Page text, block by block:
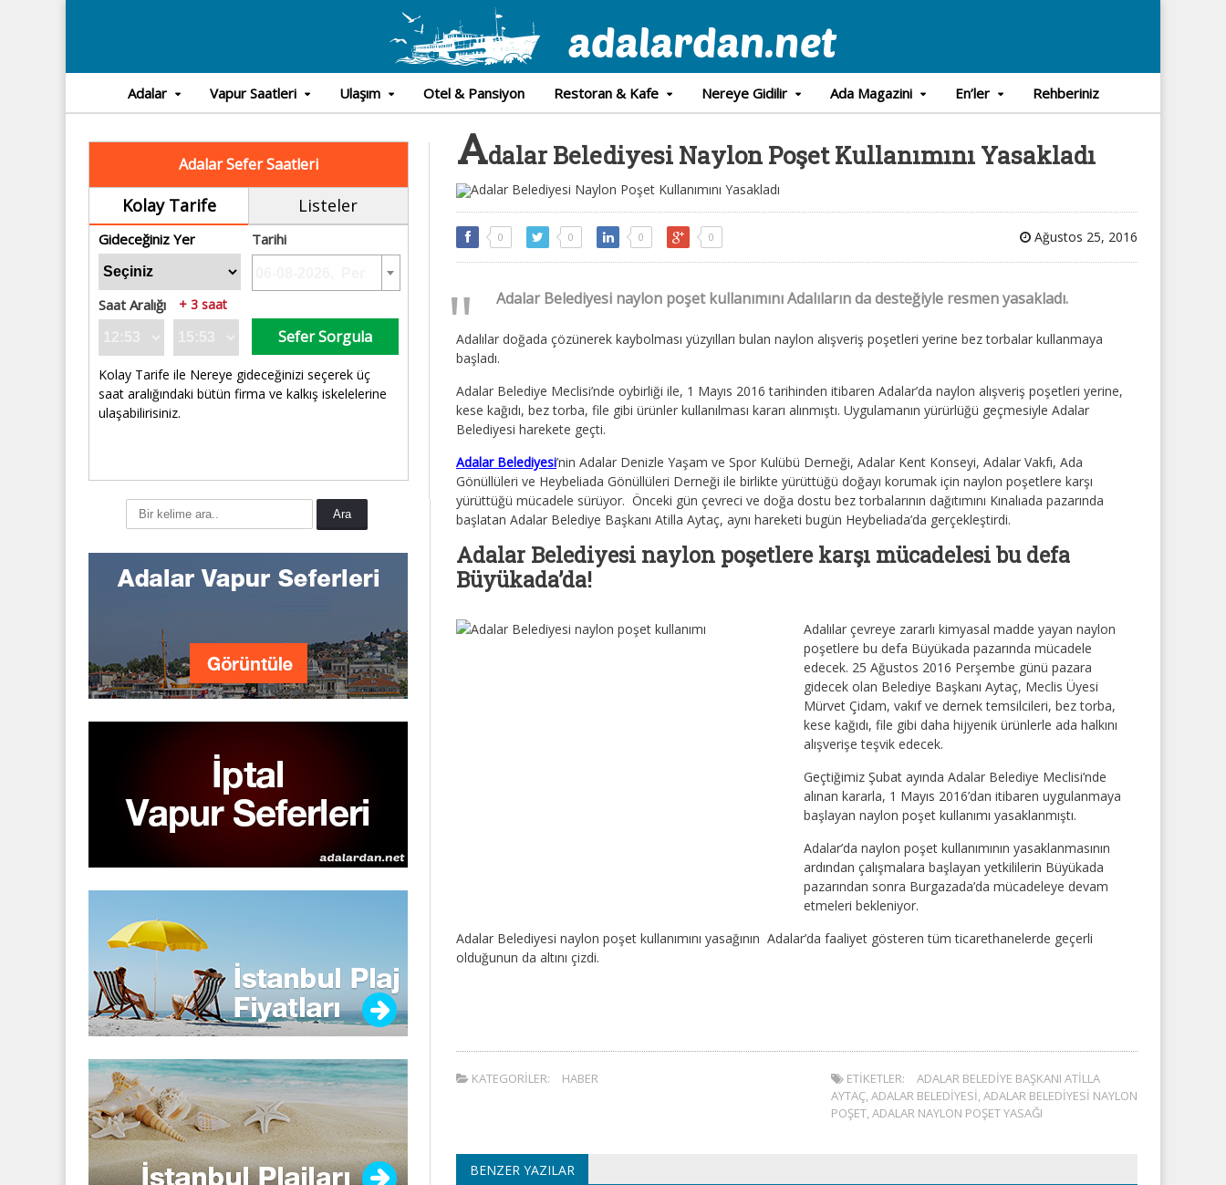
Adalar Vapur Saatleri Ulaşım Otel & Pansiyon Restoran & Kafe Nereye Gidilir Ada Magazini En’ler Rehberiniz
Adalar Sefer Saatleri
Kolay Tarife Listeler
Gideceğiniz Yer Tarihi
Saat Aralığı + 3 saat
Sefer Sorgula
Kolay Tarife ile Nereye gideceğinizi seçerek üç
saat aralığındaki bütün firma ve kalkış iskelelerine
ulaşabilirisiniz.
Adalar Belediyesi Naylon Poşet Kullanımını Yasakladı
0 0 0 0 Ağustos 25, 2016
Adalar Belediyesi naylon poşet kullanımını Adalıların da desteğiyle resmen yasakladı.
Adalılar doğada çözünerek kaybolması yüzyılları bulan naylon alışveriş poşetleri yerine bez torbalar kullanmaya
başladı.
Adalar Belediye Meclisi’nde oybirliği ile, 1 Mayıs 2016 tarihinden itibaren Adalar’da naylon alışveriş poşetleri yerine,
kese kağıdı, bez torba, file gibi ürünler kullanılması kararı alınmıştı. Uygulamanın yürürlüğü geçmesiyle Adalar
Belediyesi harekete geçti.
Adalar Belediyesi’nin Adalar Denizle Yaşam ve Spor Kulübü Derneği, Adalar Kent Konseyi, Adalar Vakfı, Ada
Gönüllüleri ve Heybeliada Gönüllüleri Derneği ile birlikte yürüttüğü doğayı korumak için naylon poşetlere karşı
yürüttüğü mücadele sürüyor. Önceki gün çevreci ve doğa dostu bez torbalarının dağıtımını Kınalıada pazarında
başlatan Adalar Belediye Başkanı Atilla Aytaç, aynı hareketi bugün Heybeliada’da gerçekleştirdi.
Adalar Belediyesi naylon poşetlere karşı mücadelesi bu defa
Büyükada’da!
Adalılar çevreye zararlı kimyasal madde yayan naylon
poşetlere bu defa Büyükada pazarında mücadele
edecek. 25 Ağustos 2016 Perşembe günü pazara
gidecek olan Belediye Başkanı Aytaç, Meclis Üyesi
Mürvet Çidam, vakıf ve dernek temsilcileri, bez torba,
kese kağıdı, file gibi daha hijyenik ürünlerle ada halkını
alışverişe teşvik edecek.
Geçtiğimiz Şubat ayında Adalar Belediye Meclisi’nde
alınan kararla, 1 Mayıs 2016’dan itibaren uygulanmaya
başlayan naylon poşet kullanımı yasaklanmıştı.
Adalar’da naylon poşet kullanımının yasaklanmasının
ardından çalışmalara başlayan yetkililerin Büyükada
pazarından sonra Burgazada’da mücadeleye devam
etmeleri bekleniyor.
Adalar Belediyesi naylon poşet kullanımını yasağının Adalar’da faaliyet gösteren tüm ticarethanelerde geçerli
olduğunun da altını çizdi.
KATEGORILER: HABER ETIKETLER:
ADALAR BELEDIYE BAŞKANI ATILLA
AYTAÇ,ADALAR BELEDIYESI,ADALAR BELEDIYESI NAYLON
POŞET,ADALAR NAYLON POŞET YASAĞI
BENZER YAZILAR